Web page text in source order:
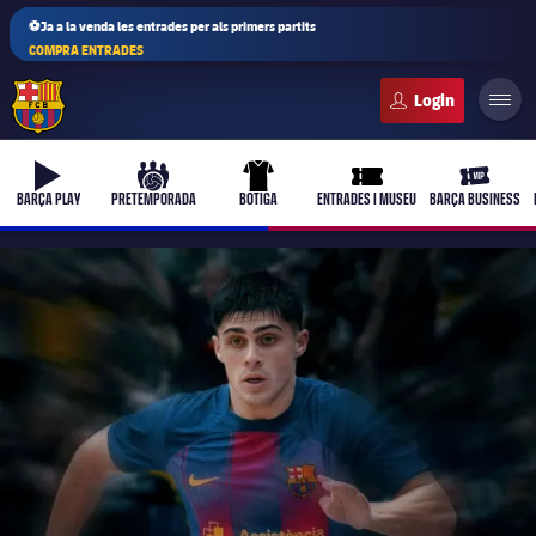
⚽Ja a la venda les entrades per als primers partits
COMPRA ENTRADES
b-play
BARÇA PLAY
culers-ball
PRETEMPORADA
uniform
BOTIGA
ticket-full
ENTRADES I MUSEU
ticket-
BARÇA BUSINESS